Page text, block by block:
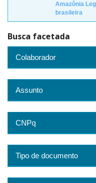
Amazônia
brasileira
Busca facetada
Colaborador
Assunto
CNPq
Tipo de documento